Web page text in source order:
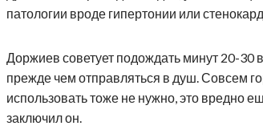
патологии вроде гипертонии или
Доржиев советует подождать минут 20-30
прежде чем отправляться в душ. Совсем
использовать тоже не нужно, это вредно
заключил он.